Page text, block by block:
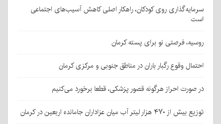
سرمایه‌گذاری روی کودکان، راهکار اصلی کاهش آسیب‌های اجتماعی
است
روسیه، فرصتی نو برای پسته کرمان
احتمال وقوع رگبار باران در مناطق جنوبی و مرکزی کرمان
در صورت احراز هرگونه قصور پزشکی، قطعا برخورد می‌کنیم
توزیع بیش از ۴۷۰ هزار لیتر آب میان عزاداران جامانده اربعین در کرمان